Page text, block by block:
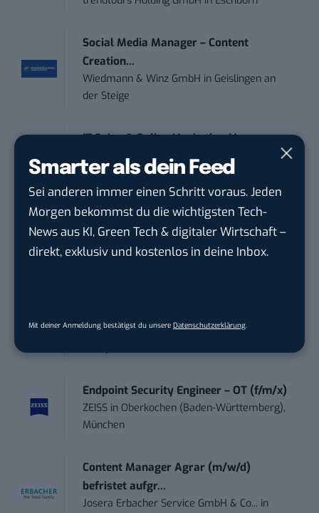
Smarter als dein Feed
Sei anderen immer einen Schritt voraus. Jeden
Morgen bekommst du die wichtigsten Tech-
News aus KI, Green Tech & digitaler Wirtschaft –
direkt, exklusiv und kostenlos in deine Inbox.
Mit deiner Anmeldung bestätigst du unsere Datenschutzerklärung.
Social Media Manager – Content
Creation...
Wiedmann & Winz GmbH in Geislingen an
der Steige
IT Sales & Online Marketing Manager
(m/w/...
Instaffo GmbHinKarlsruhe
Marketing Manager – Content
Marketing /...
Acura Fachklinik GmbH in Albstadt
Ferdinand Bilstein GmbH & Co. KGin
Endpoint Security Engineer – OT (f/m/x)
ZEISS in Oberkochen (Baden-Württemberg),
München
Content Manager Agrar (m/w/d)
befristet aufgr...
Josera Erbacher Service GmbH & Co... in